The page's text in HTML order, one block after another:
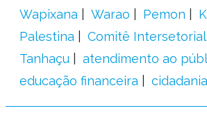
Wapixana
Warao Pemon
Palestina
Comitê Intersetorial
Tanhaçu
atendimento ao
educação financeira
cidadania